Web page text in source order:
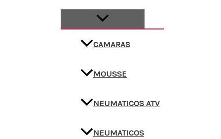
CAMARAS
MOUSSE
NEUMATICOS ATV
NEUMATICOS